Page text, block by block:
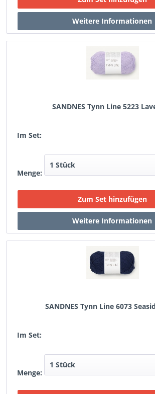
SANDNES Tynn Line 5223
Im Set:
Menge:
SANDNES Tynn Line 6073
Im Set:
Menge: